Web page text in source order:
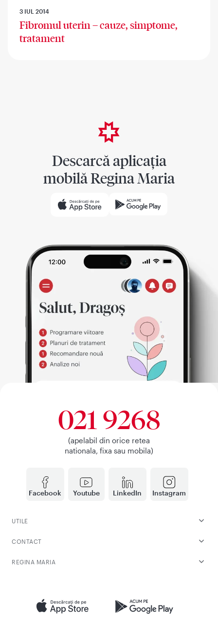
3 IUL 2014
Fibromul uterin – cauze, simptome,
tratament
Descarcă aplicația
mobilă Regina Maria
Facebook Youtube LinkedIn Instagram
021 9268
(apelabil din orice retea
nationala, fixa sau mobila)
UTILE
CONTACT
REGINA MARIA